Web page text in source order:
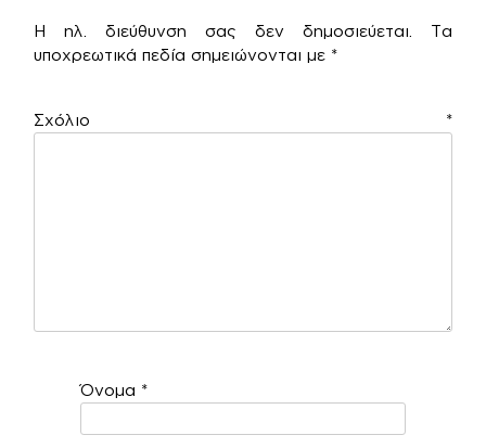
Η ηλ. διεύθυνση σας δεν δημοσιεύεται.
Τα
υποχρεωτικά πεδία σημειώνονται με *
Σχόλιο *
Όνομα *